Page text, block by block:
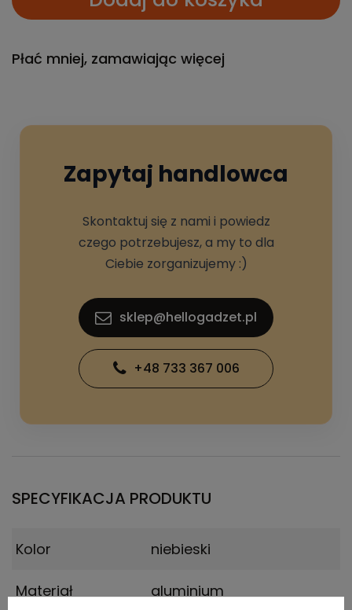
Płać mniej, zamawiając więcej
Zapytaj handlowca
Skontaktuj się z nami i powiedz
czego potrzebujesz, a my to dla
Ciebie zorganizujemy :)
sklep@hellogadzet.pl
+48 733 367 006
SPECYFIKACJA PRODUKTU
Kolor niebieski
Materiał aluminium